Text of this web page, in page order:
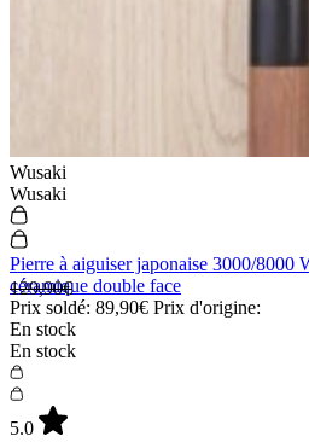
Wusaki
Wusaki
Pierre à aiguiser japonaise 3000/8000
céramique double face
Prix soldé: 89,90€ Prix d'origine:
129,90€
En stock
En stock
5.0